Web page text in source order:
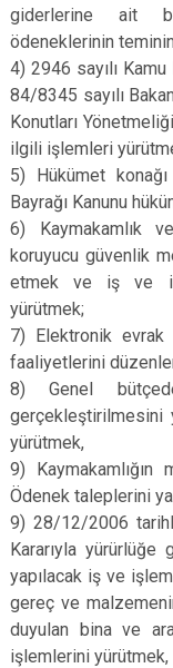
giderlerine ait
ödeneklerinin
4) 2946 sayılı
84/8345 sayılı
Konutları
ilgili işlemleri
5) Hükümet
Bayrağı Kanunu
6) Kaymakamlık
koruyucu güvenlik
etmek ve iş ve
yürütmek;
7) Elektronik evrak
faaliyetlerini
8) Genel
yürütmek,
9)
Ödenek taleplerini
9) 28/12/2006
Kararıyla yürürlüğe
yapılacak iş ve
gereç ve
duyulan bina ve
işlemlerini yürütmek,